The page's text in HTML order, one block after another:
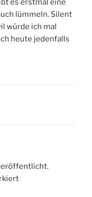
es erstmal eine
lümmeln. Silent
würde ich mal
heute jedenfalls